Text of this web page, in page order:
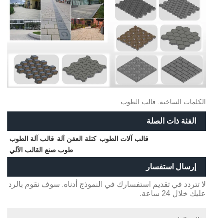
الكلمات الساخنة: قالب الطوب
الفئة ذات الصلة
قالب آلة الطوب كتلة العفن آلة قالب آلات الطوب
طوب صنع القالب الآلي
إرسال استفسار
لا تتردد في تقديم استفسارك في النموذج أدناه. سوف نقوم بالرد
عليك خلال 24 ساعة.